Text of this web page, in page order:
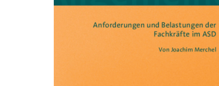
Zum Anfang der Bildergalerie springen